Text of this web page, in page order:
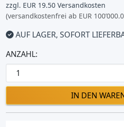
zzgl. EUR 19.50 Versandkosten
(versandkostenfrei ab EUR
AUF LAGER, SOFORT
ANZAHL:
IN DEN